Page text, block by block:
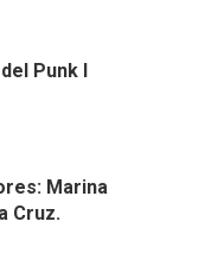
Punk I
Marina
Cruz.